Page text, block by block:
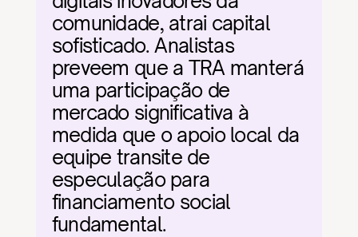
comunidade, atrai capital
sofisticado. Analistas
preveem que a TRA manterá
uma participação de
mercado significativa à
medida que o apoio local da
equipe transite de
especulação para
financiamento social
fundamental.